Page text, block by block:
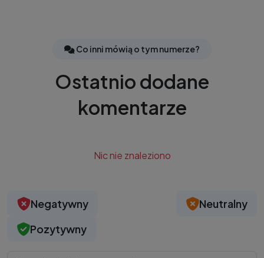
Co inni mówią o tym numerze?
Ostatnio dodane
komentarze
Nic nie znaleziono
Negatywny
Neutralny
Pozytywny